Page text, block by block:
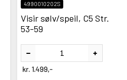
4990010202S
Visir sølv/speil, C5 Str.
53-59
kr. 1.499,-